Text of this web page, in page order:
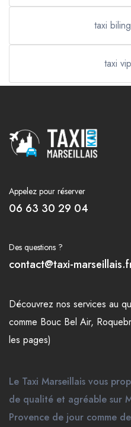
taxi
taxi
Appelez pour réserver
06 63 30 29 04
Des questions ?
contact@taxi-
Découvrez nos services au
comme Bouc Bel Air,
les pages)
Le Taxi Marseillais vous
de qualité et agréable sur
Provence de jour comme